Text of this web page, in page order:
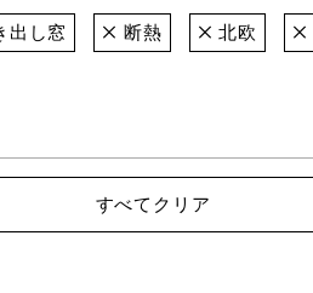
出し窓 断熱 北欧
すべてクリア